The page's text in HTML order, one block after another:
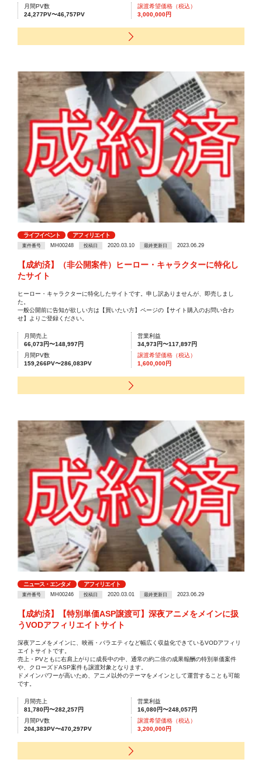
月間PV数
24,277PV〜46,757PV
譲渡希望価格（税込）
3,000,000円
ライフイベント アフィリエイト
案件番号 MH00248 投稿日 2020.03.10 最終更新日 2023.06.29
【成約済】（非公開案件）ヒーロー・キャラクターに特化し
たサイト
ヒーロー・キャラクターに特化したサイトです。申し訳ありませんが、即売しまし
た。
一般公開前に告知が欲しい方は【買いたい方】ページの【サイト購入のお問い合わ
せ】よりご登録ください。
月間売上
66,073円〜148,997円
営業利益
34,973円〜117,897円
月間PV数
159,266PV〜286,083PV
譲渡希望価格（税込）
1,600,000円
ニュース・エンタメ アフィリエイト
案件番号 MH00246 投稿日 2020.03.01 最終更新日 2023.06.29
【成約済】【特別単価ASP譲渡可】深夜アニメをメインに扱
うVODアフィリエイトサイト
深夜アニメをメインに、映画・バラエティなど幅広く収益化できているVODアフィリ
エイトサイトです。
売上・PVともに右肩上がりに成長中の中、通常の約二倍の成果報酬の特別単価案件
や、クローズドASP案件も譲渡対象となります。
ドメインパワーが高いため、アニメ以外のテーマをメインとして運営することも可能
です。
月間売上
81,780円〜282,257円
営業利益
16,080円〜248,057円
月間PV数
204,383PV〜470,297PV
譲渡希望価格（税込）
3,200,000円